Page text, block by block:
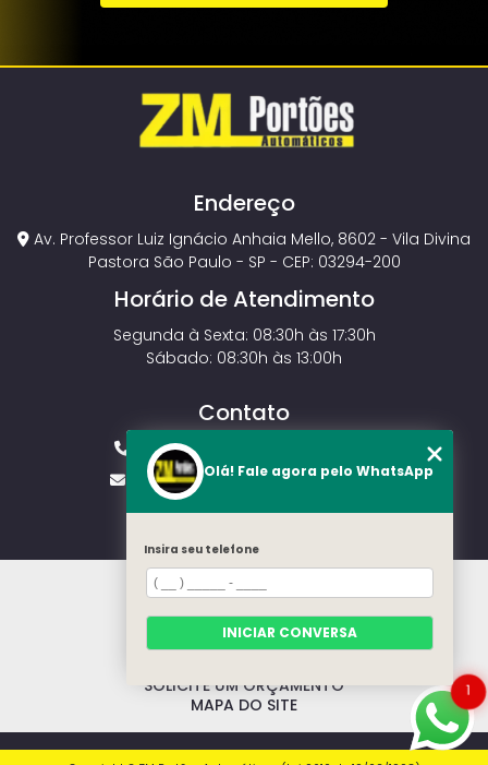
Endereço
Av. Professor Luiz Ignácio Anhaia Mello, 8602 - Vila Divina
Pastora São Paulo - SP - CEP: 03294-200
Horário de Atendimento
Segunda à Sexta: 08:30h às 17:30h
Sábado: 08:30h às 13:00h
Contato
(11) 2143-4826
vendas.zmportoes@gmail.com
HOME
MODELOS
CONTATO
SOLICITE UM ORÇAMENTO
MAPA DO SITE
1
Olá! Fale agora pelo WhatsApp
Insira seu telefone
INICIAR CONVERSA